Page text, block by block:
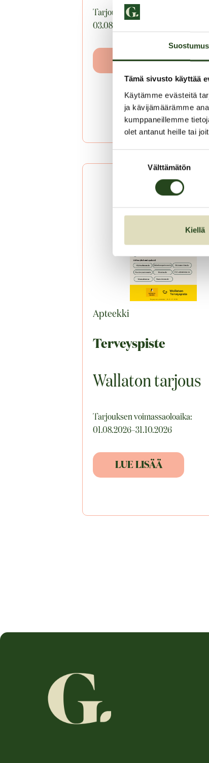
Suostumus
Tämä sivusto käyttää
Käytämme evästeitä
ja kävijämäärämme
kumppaneillemme
olet antanut heille tai
Välttämätön
Kiellä
Tarjouksen voimassaoloaika:
03.08.2026–09.08.2026
LUE LISÄÄ
Apteekki
Terveyspiste
Wallaton tarjous
Tarjouksen voimassaoloaika:
01.08.2026–31.10.2026
LUE LISÄÄ